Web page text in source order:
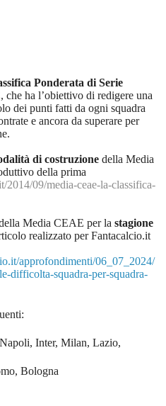
Ponderata di Serie
ha l’obiettivo di redigere una
dei punti fatti da ogni squadra
e ancora da superare per
di costruzione della Media
della prima
2014/09/media-ceae-la-classifica-
Media CEAE per la stagione
realizzato per Fantacalcio.it
approfondimenti/06_07_2024/
difficolta-squadra-per-squadra-
Inter, Milan, Lazio,
Bologna